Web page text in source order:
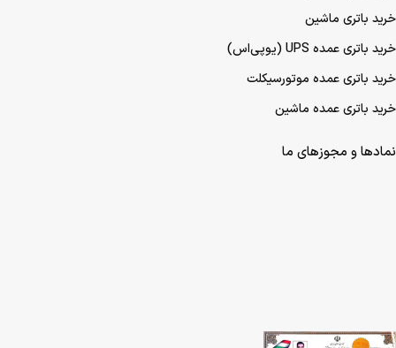
خرید باتری ماشین
خرید باتری عمده UPS (یو‌پی‌اس)
خرید باتری عمده موتورسیکلت
خرید باتری عمده ماشین
نمادها و مجوزهای ما